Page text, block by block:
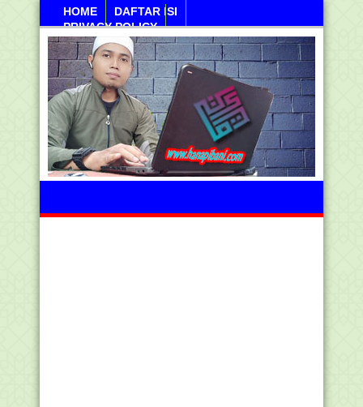
HOME
DAFTAR ISI
PRIVACY POLICY
Kamis, 06 Agustus 2026